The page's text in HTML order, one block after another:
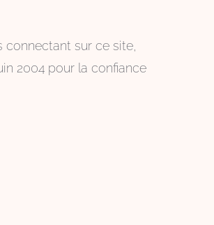
connectant sur ce site,
2004 pour la confiance